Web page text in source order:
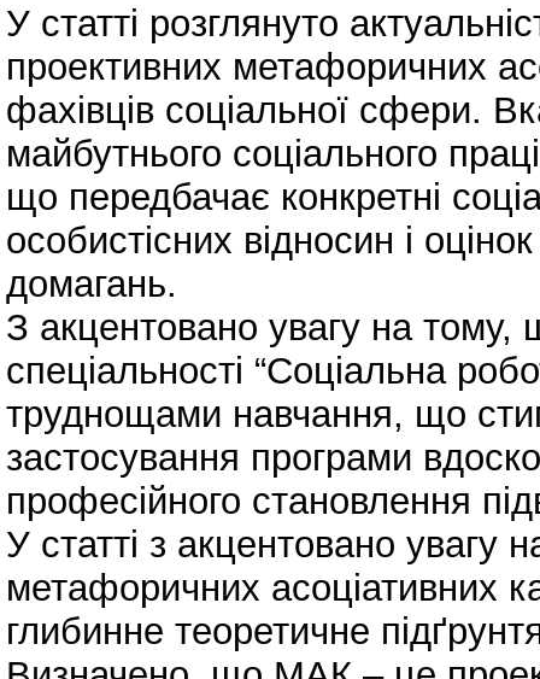
У статті розглянуто
проективних метафоричних
фахівців соціальної сфери.
майбутнього соціального
що передбачає конкретні
особистісних відносин і
домагань.
З акцентовано увагу на тому,
спеціальності “Соціальна
труднощами навчання, що
застосування програми
професійного становлення
У статті з акцентовано увагу
метафоричних асоціативних
глибинне теоретичне